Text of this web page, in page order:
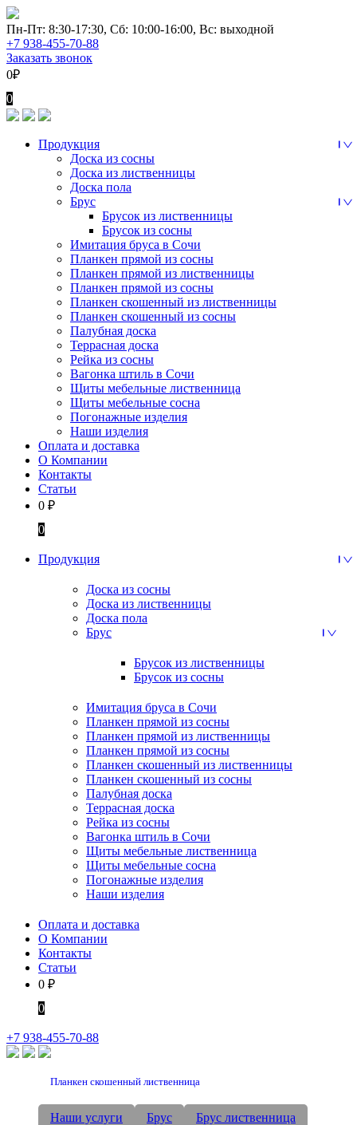
Перейти
к
содержимому
Пн-Пт: 8:30-17:30, Сб: 10:00-16:00, Вс: выходной
+7 938-455-70-88
Заказать звонок
0₽
0
Продукция
Доска из сосны
Доска из лиственницы
Доска пола
Брус
Брусок из лиственницы
Брусок из сосны
Имитация бруса в Сочи
Планкен прямой из сосны
Планкен прямой из лиственницы
Планкен прямой из сосны
Планкен скошенный из лиственницы
Планкен скошенный из сосны
Палубная доска
Террасная доска
Рейка из сосны
Вагонка штиль в Сочи
Щиты мебельные лиственница
Щиты мебельные сосна
Погонажные изделия
Наши изделия
Оплата и доставка
О Компании
Контакты
Статьи
0 ₽
0
Продукция
Доска из сосны
Доска из лиственницы
Доска пола
Брус
Брусок из лиственницы
Брусок из сосны
Имитация бруса в Сочи
Планкен прямой из сосны
Планкен прямой из лиственницы
Планкен прямой из сосны
Планкен скошенный из лиственницы
Планкен скошенный из сосны
Палубная доска
Террасная доска
Рейка из сосны
Вагонка штиль в Сочи
Щиты мебельные лиственница
Щиты мебельные сосна
Погонажные изделия
Наши изделия
Оплата и доставка
О Компании
Контакты
Статьи
0 ₽
0
+7 938-455-70-88
Планкен скошенный лиственница
Наши услуги Брус
Брус лиственница